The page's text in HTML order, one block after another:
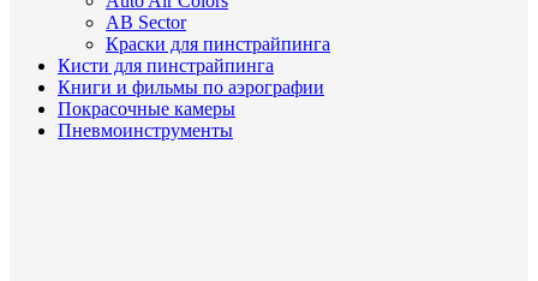
AB Sector
Краски для пинстрайпинга
Кисти для пинстрайпинга
Книги и фильмы по аэрографии
Покрасочные камеры
Пневмоинструменты